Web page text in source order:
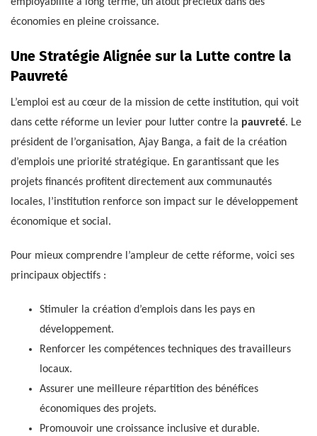
économies en pleine croissance.
Une Stratégie Alignée sur la Lutte contre la
Pauvreté
L’emploi est au cœur de la mission de cette institution, qui voit
dans cette réforme un levier pour lutter contre la pauvreté. Le
président de l’organisation, Ajay Banga, a fait de la création
d’emplois une priorité stratégique. En garantissant que les
projets financés profitent directement aux communautés
locales, l’institution renforce son impact sur le développement
économique et social.
Pour mieux comprendre l’ampleur de cette réforme, voici ses
principaux objectifs :
Stimuler la création d’emplois dans les pays en
développement.
Renforcer les compétences techniques des travailleurs
locaux.
Assurer une meilleure répartition des bénéfices
économiques des projets.
Promouvoir une croissance inclusive et durable.